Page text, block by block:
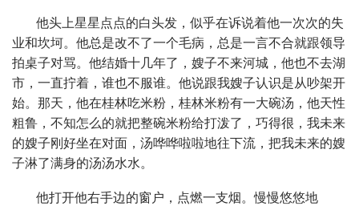
他头上星星点点的白头发，似乎在诉说着他一次次的失
业和坎坷。他总是改不了一个毛病，总是一言不合就跟领导
拍桌子对骂。他结婚十几年了，嫂子不来河城，他也不去湖
市，一直拧着，谁也不服谁。他说跟我嫂子认识是从吵架开
始。那天，他在桂林吃米粉，桂林米粉有一大碗汤，他天性
粗鲁，不知怎么的就把整碗米粉给打泼了，巧得很，我未来
的嫂子刚好坐在对面，汤哗哗啦啦地往下流，把我未来的嫂
子淋了满身的汤汤水水。
他打开他右手边的窗户，点燃一支烟。慢慢悠悠地